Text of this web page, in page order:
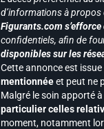
d’informations à propos
Figurants.com
confidentiels, afin de
disponibles sur les
Cette annonce est issue
mentionnéeet peut ne
Malgré le soin apporté
particulier celles
moment, notamment